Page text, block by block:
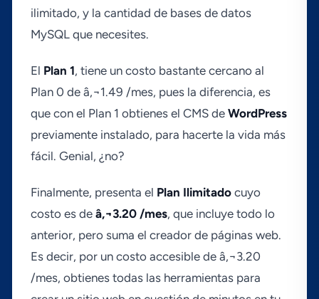
ilimitado, y la cantidad de bases de datos
MySQL que necesites.
El Plan 1, tiene un costo bastante cercano al
Plan 0 de â‚¬1.49 /mes, pues la diferencia, es
que con el Plan 1 obtienes el CMS de WordPress
previamente instalado, para hacerte la vida más
fácil. Genial, ¿no?
Finalmente, presenta el Plan Ilimitadocuyo
costo es de â‚¬3.20 /mes, que incluye todo lo
anterior, pero suma el creador de páginas web.
Es decir, por un costo accesible de â‚¬3.20
/mes, obtienes todas las herramientas para